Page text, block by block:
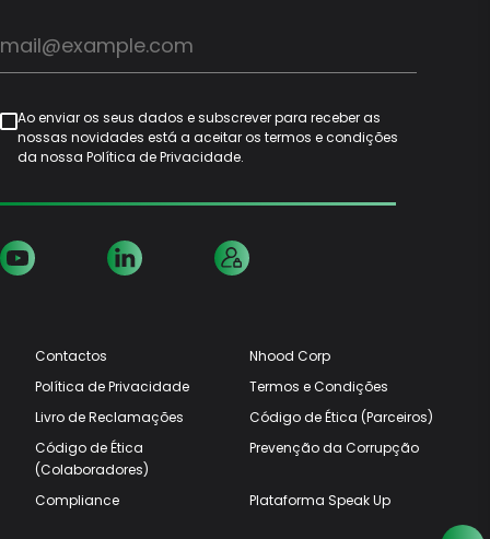
Ao enviar os seus dados e subscrever para receber as
nossas novidades está a aceitar os termos e condições
da nossa Política de Privacidade.
Contactos
Nhood Corp
Política de Privacidade
Termos e Condições
Livro de Reclamações
Código de Ética (Parceiros)
Código de Ética
(Colaboradores)
Prevenção da Corrupção
Compliance Plataforma Speak Up